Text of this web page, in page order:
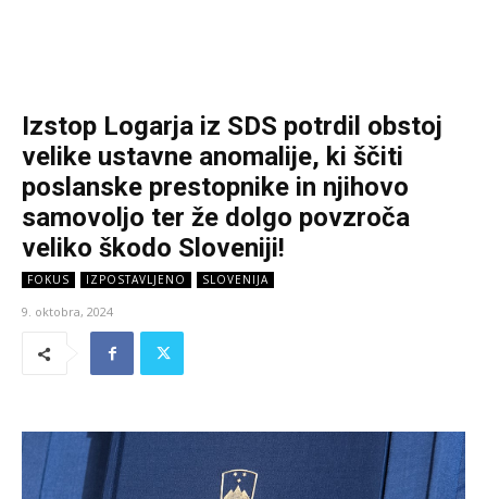
Izstop Logarja iz SDS potrdil obstoj
velike ustavne anomalije, ki ščiti
poslanske prestopnike in njihovo
samovoljo ter že dolgo povzroča
veliko škodo Sloveniji!
FOKUS IZPOSTAVLJENO SLOVENIJA
9. oktobra, 2024